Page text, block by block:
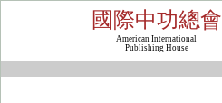
國際中功總會
American International
Publishing House